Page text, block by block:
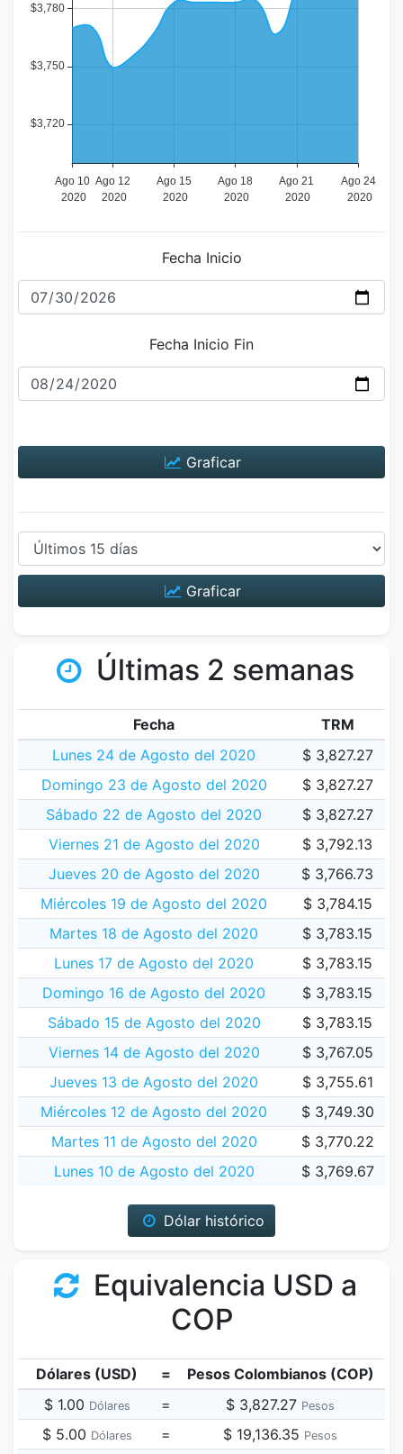
Fecha Inicio
Fecha Inicio Fin
Graficar
Graficar
Últimas 2 semanas
Fecha
TRM
Lunes 24 de Agosto del 2020
$ 3,827.27
Domingo 23 de Agosto del 2020
$ 3,827.27
Sábado 22 de Agosto del 2020
$ 3,827.27
Viernes 21 de Agosto del 2020
$ 3,792.13
Jueves 20 de Agosto del 2020
$ 3,766.73
Miércoles 19 de Agosto del 2020
$ 3,784.15
Martes 18 de Agosto del 2020
$ 3,783.15
Lunes 17 de Agosto del 2020
$ 3,783.15
Domingo 16 de Agosto del 2020
$ 3,783.15
Sábado 15 de Agosto del 2020
$ 3,783.15
Viernes 14 de Agosto del 2020
$ 3,767.05
Jueves 13 de Agosto del 2020
$ 3,755.61
Miércoles 12 de Agosto del 2020
$ 3,749.30
Martes 11 de Agosto del 2020
$ 3,770.22
Lunes 10 de Agosto del 2020
$ 3,769.67
Dólar histórico
Equivalencia USD a
COP
Dólares (USD) =
Pesos Colombianos (COP)
$ 1.00 Dólares = $ 3,827.27 Pesos
$ 5.00 Dólares = $ 19,136.35 Pesos